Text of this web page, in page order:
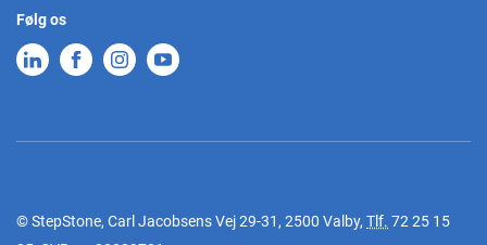
Følg os
© StepStone, Carl Jacobsens Vej 29-31, 2500 Valby, Tlf. 72 25 15